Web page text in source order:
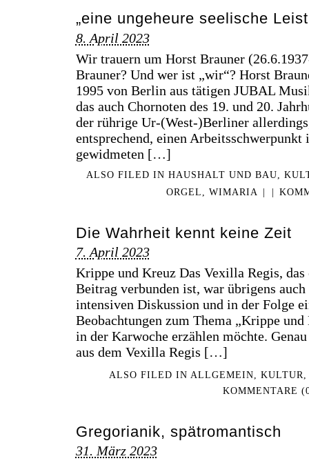
„eine ungeheure seelische
8. April 2023
Wir trauern um Horst Brauner
Brauner? Und wer ist „wir“? Horst
1995 von Berlin aus tätigen JUBAL
das auch Chornoten des 19. und 20.
der rührige Ur-(West-)Berliner
entsprechend, einen
gewidmeten […]
ALSO FILED IN HAUSHALT UND BAU
ORGEL
WIMARIA | |
Die Wahrheit kennt keine Zeit
7. April 2023
Krippe und Kreuz Das Vexilla Regis,
Beitrag verbunden ist, war übrigens
intensiven Diskussion und in der Folge
Beobachtungen zum Thema „Krippe
in der Karwoche erzählen möchte.
aus dem Vexilla Regis […]
ALSO FILED IN ALLGEMEIN ,KULTUR
KOMMENTARE
Gregorianik, spätromantisch
31. März 2023